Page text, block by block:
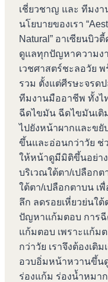
เชี่ยวชาญ และ ทีมง
นโยบายของเรา
Natural” อาเซียนบิ
ดูแลทุกปัญหาความง
เวชศาสตร์ชะลอวัย
รวม ตั้งแต่ศีรษะจรด
ทีมงานมืออาชีพ ทั้งไ
ฉีดไขมัน ฉีดไขมันเติ
ไปยังหน้าผากและขยั
ขึ้นและอ่อนกว่าวัย ช่
ให้หน้าดูมีมิติขึ้นอย่า
บริเวณใต้ตา/เปลือก
ใต้ตา/เปลือกตาบน เ
ลึก ลดรอยเหี่ยวย่นใ
ปัญหาแก้มตอบ การ
แก้มตอบ เพราะแก้ม
กว่าวัย เราจึงต้องเ
อวบอิ่มหน้าหวานขึ้น
ร่องแก้ม ร่องน้ำหมา